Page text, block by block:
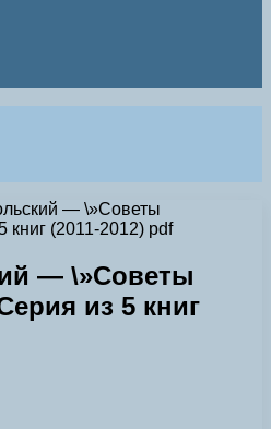
— \»Советы
(2011-2012) pdf
— \»Советы
из 5 книг